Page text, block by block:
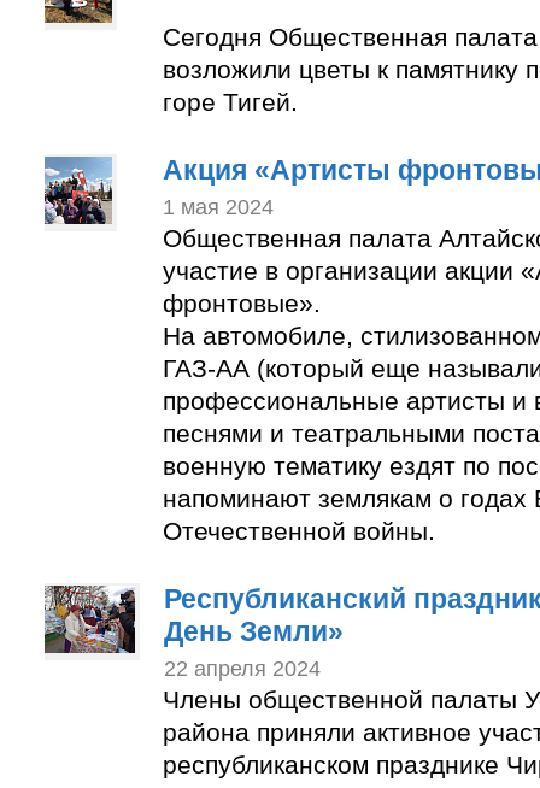
Сегодня Общественная
возложили цветы к памятнику
горе Тигей.
Акция «Артисты
1 мая 2024
Общественная палата
участие в организации акции
фронтовые».
На автомобиле,
ГАЗ-АА (который еще
профессиональные артисты и
песнями и театральными
военную тематику ездят по
напоминают землякам о годах
Отечественной войны.
Республиканский
День Земли»
22 апреля 2024
Члены общественной палаты
района приняли активное
республиканском празднике